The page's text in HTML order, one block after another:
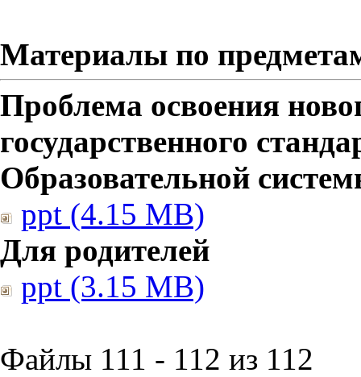
Материалы по
Проблема освоения
государственного
Образовательной
ppt (4.15 MB)
Для родителей
ppt (3.15 MB)
Файлы 111 - 112 из 112